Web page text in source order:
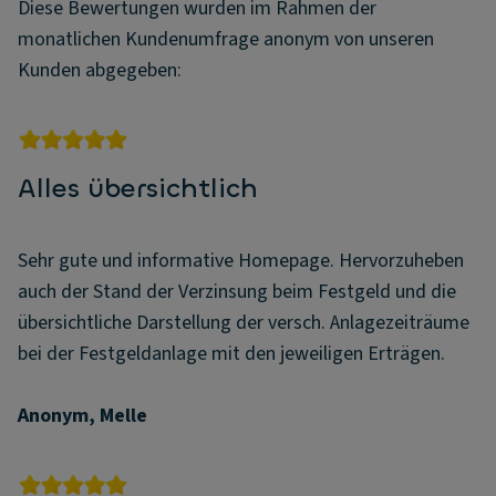
Diese Bewertungen wurden im Rahmen der
monatlichen Kundenumfrage anonym von unseren
Kunden abgegeben:
Alles übersichtlich
Sehr gute und informative Homepage. Hervorzuheben
auch der Stand der Verzinsung beim Festgeld und die
übersichtliche Darstellung der versch. Anlagezeiträume
bei der Festgeldanlage mit den jeweiligen Erträgen.
Anonym, Melle